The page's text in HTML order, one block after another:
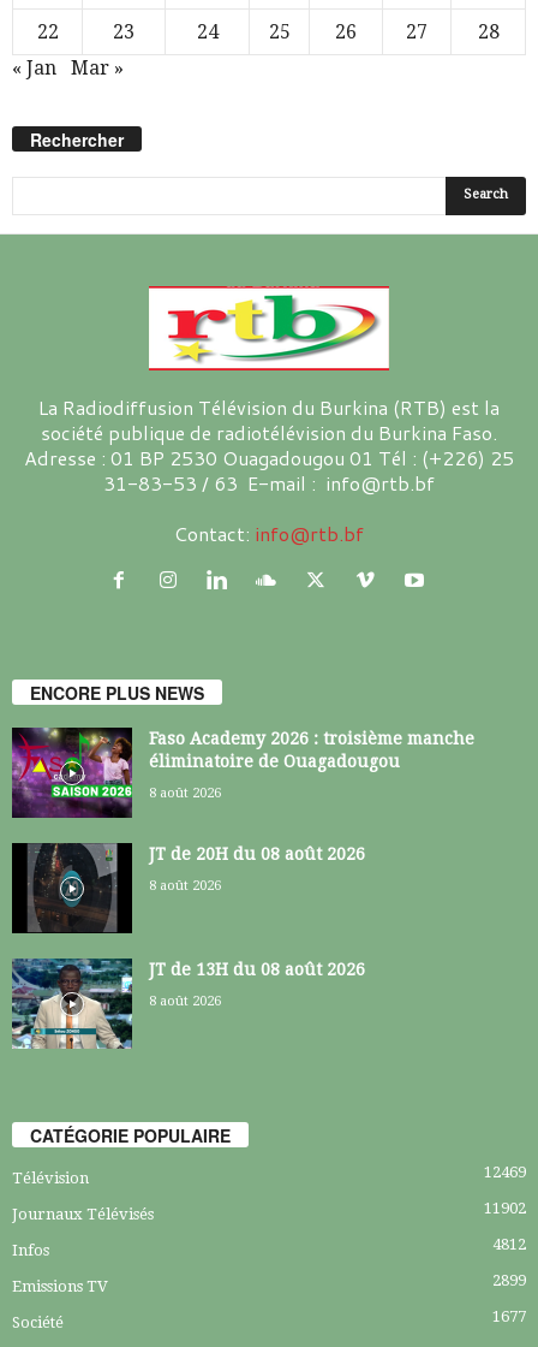
22
23 24 25 26 27
28
« Jan
Mar »
Rechercher
La Radiodiffusion Télévision du Burkina (RTB) est la
société publique de radiotélévision du Burkina Faso.
Adresse : 01 BP 2530 Ouagadougou 01 Tél : (+226) 25
31-83-53 / 63 E-mail : info@rtb.bf
Contact: info@rtb.bf
ENCORE PLUS NEWS
Faso Academy 2026 : troisième manche
éliminatoire de Ouagadougou
8 août 2026
JT de 20H du 08 août 2026
8 août 2026
JT de 13H du 08 août 2026
8 août 2026
CATÉGORIE POPULAIRE
Télévision 12469
Journaux Télévisés 11902
Infos 4812
Emissions TV 2899
Société
1677